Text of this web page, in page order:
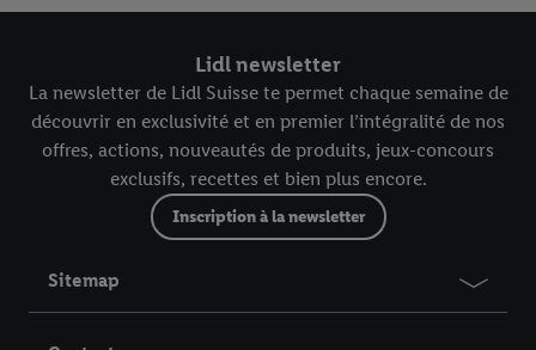
Lidl newsletter
La newsletter de Lidl Suisse te permet chaque semaine de
découvrir en exclusivité et en premier l’intégralité de nos
offres, actions, nouveautés de produits, jeux-concours
exclusifs, recettes et bien plus encore.
Inscription à la newsletter
Sitemap